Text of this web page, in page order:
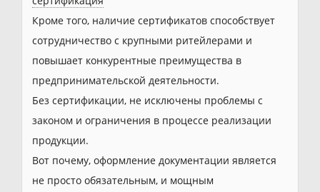
Кроме того, наличие сертификатов способствует
сотрудничество с крупными ритейлерами и
повышает конкурентные преимущества в
предпринимательской деятельности.
Без сертификации, не исключены проблемы с
законом и ограничения в процессе реализации
продукции.
Вот почему, оформление документации является
не просто обязательным, и мощным